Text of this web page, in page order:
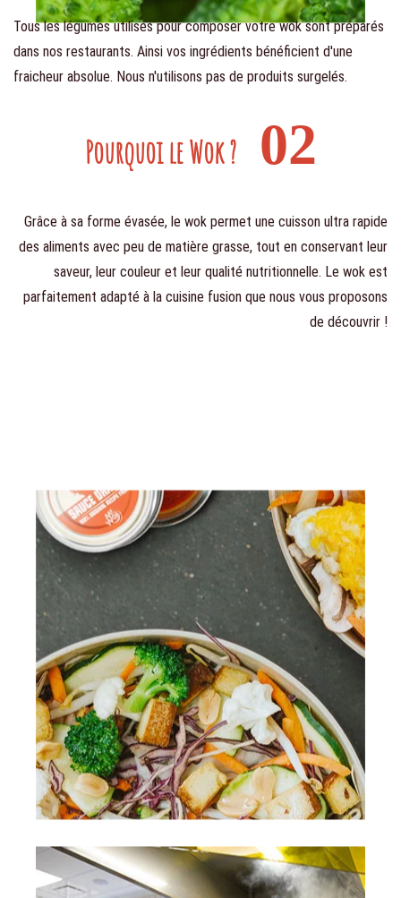
Tous les légumes utilisés pour composer votre wok sont préparés
dans nos restaurants. Ainsi vos ingrédients bénéficient d'une
fraicheur absolue. Nous n'utilisons pas de produits surgelés.
Pourquoi le Wok ? 02
Grâce à sa forme évasée, le wok permet une cuisson ultra rapide
des aliments avec peu de matière grasse, tout en conservant leur
saveur, leur couleur et leur qualité nutritionnelle. Le wok est
parfaitement adapté à la cuisine fusion que nous vous proposons
de découvrir !